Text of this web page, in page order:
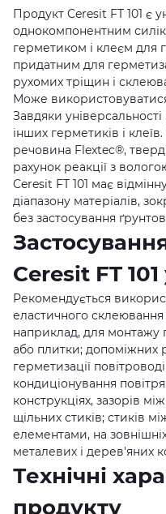
Продукт Ceresit FT 101 є
однокомпонентним
герметиком і клеєм для
придатним для
рухомих тріщин і
Може
Завдяки
інших герметиків і
речовина Flextec®,
рахунок реакції з
Ceresit FT 101 має
діапазону матеріалів,
без застосування
Ceresit FT 101
Рекомендується
еластичного склеювання
наприклад, для монтажу
або плитки; допоміжних
герметизації
кондиціонування
конструкціях, зазорів
щільних стиків; стиків
елементами, на
металевих і дерев'яних
Технічні
продукту